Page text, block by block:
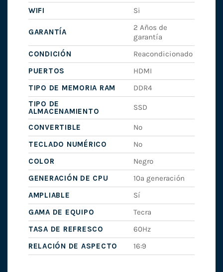
WIFI
Si
GARANTÍA
2 Años de
garantía
CONDICIÓN
Reacondicionado
PUERTOS
HDMI
TIPO DE MEMORIA RAM
DDR4
TIPO DE
ALMACENAMIENTO
SSD
CONVERTIBLE
No
TECLADO NUMÉRICO
No
COLOR
Negro
GENERACIÓN DE CPU
10ª generación
AMPLIABLE
Sí
GAMA DE EQUIPO
Tecra
TASA DE REFRESCO
60Hz
RELACIÓN DE ASPECTO
16:9